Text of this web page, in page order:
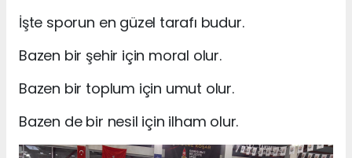
İşte sporun en güzel tarafı budur.
Bazen bir şehir için moral olur.
Bazen bir toplum için umut olur.
Bazen de bir nesil için ilham olur.